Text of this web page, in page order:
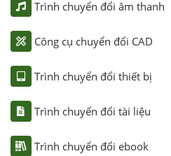
Trình chuyển đổi âm thanh
Công cụ chuyển đổi CAD
Trình chuyển đổi thiết bị
Trình chuyển đổi tài liệu
Trình chuyển đổi ebook